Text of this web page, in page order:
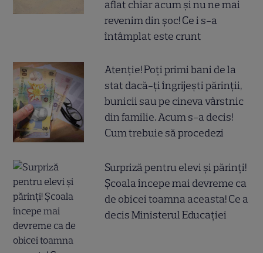
aflat chiar acum și nu ne mai
revenim din șoc! Ce i s-a
întâmplat este crunt
Atenție! Poți primi bani de la
stat dacă-ți îngrijești părinții,
bunicii sau pe cineva vârstnic
din familie. Acum s-a decis!
Cum trebuie să procedezi
Surpriză pentru elevi și părinți!
Școala începe mai devreme ca
de obicei toamna aceasta! Ce a
decis Ministerul Educației